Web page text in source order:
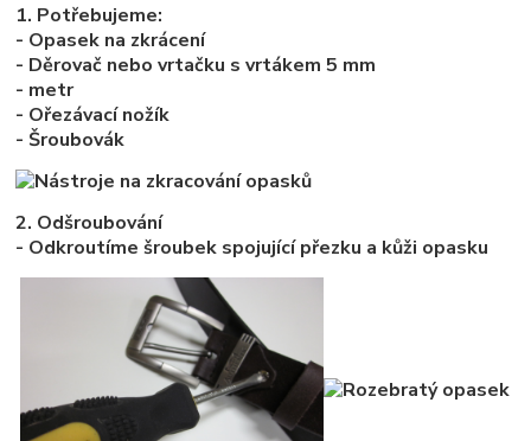
1. Potřebujeme:
- Opasek na zkrácení
- Děrovač nebovrtačku svrtákem5 mm
- metr
- Ořezávacínožík
- Šroubovák
2. Odšroubování
- Odkroutímešroubek spojujícípřezku a kůži opasku